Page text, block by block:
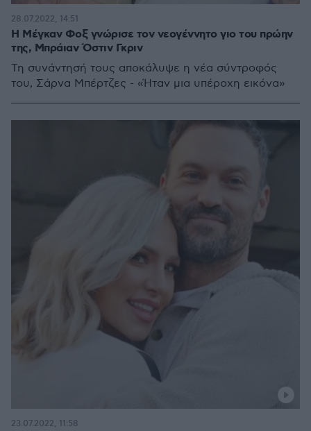
Η Μέγκαν Φοξ γνώρισε τον νεογέννητο γιο του πρώην
της, Μπράιαν Όστιν Γκριν
Τη συνάντησή τους αποκάλυψε η νέα σύντροφός
του, Σάρνα Μπέρτζες - «Ήταν μια υπέροχη εικόνα»
28.07.2022, 14:51
23.07.2022, 11:58